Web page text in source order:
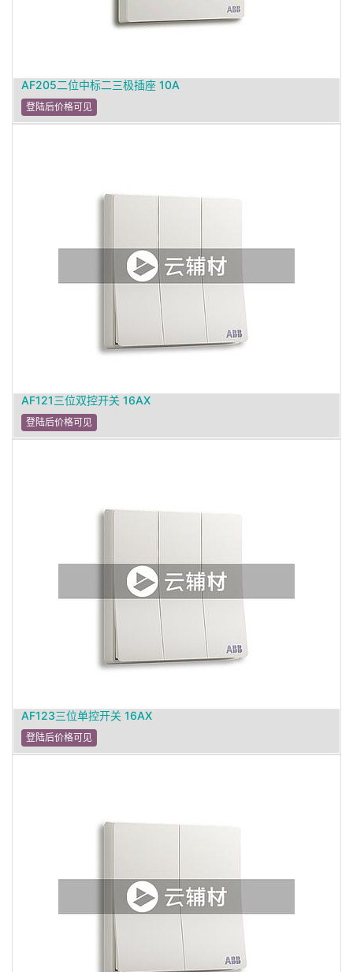
AF205二位中标二三极插座 10A
登陆后价格可见
AF121三位双控开关 16AX
登陆后价格可见
AF123三位单控开关 16AX
登陆后价格可见